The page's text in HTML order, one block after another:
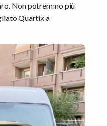
Non potremmo più
Quartix a